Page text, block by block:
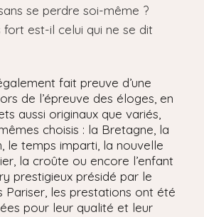
se perdre soi-même ?
fort est-il celui qui ne se dit
fait preuve d’une
de l’épreuve des éloges, en
aussi originaux que variés,
choisis : la Bretagne, la
le temps imparti, la nouvelle
la croûte ou encore l’enfant
prestigieux présidé par le
Pariser, les prestations ont été
pour leur qualité et leur